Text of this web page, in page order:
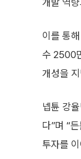
개발 역
이를 통
수 2500
개성을
넵튠 강
다”며 “
투자를